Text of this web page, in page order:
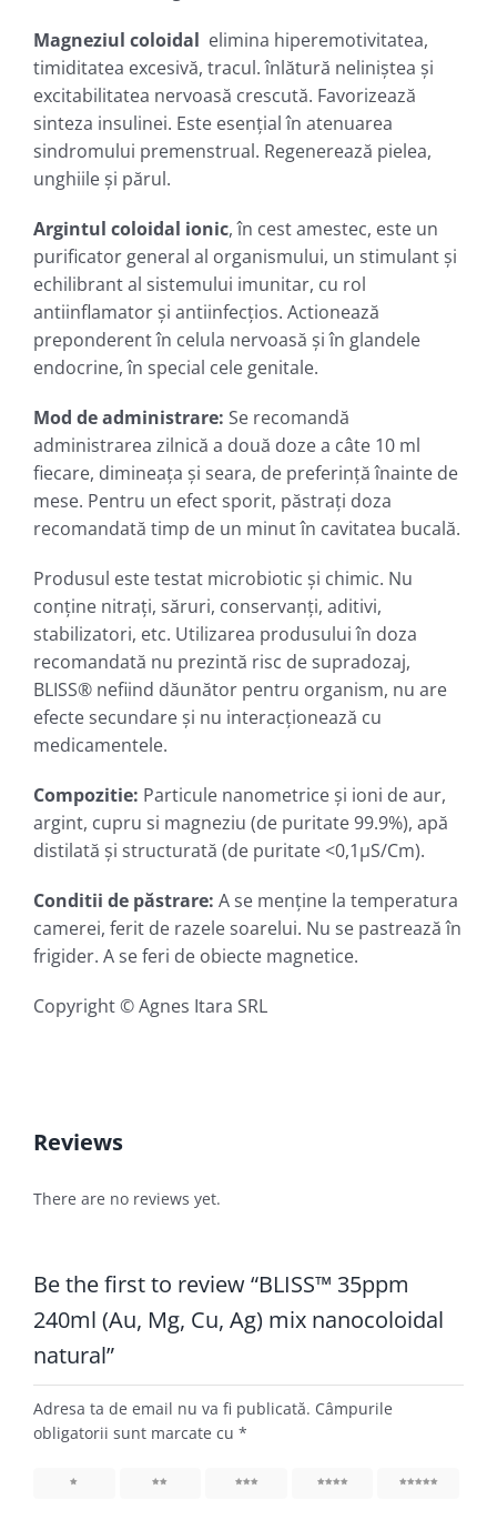
Magneziul coloidal elimina hiperemotivitatea,
timiditatea excesivă, tracul. înlătură neliniştea şi
excitabilitatea nervoasă crescută. Favorizează
sinteza insulinei. Este esenţial în atenuarea
sindromului premenstrual. Regenerează pielea,
unghiile şi părul.
Argintul coloidal ionic, în cest amestec, este un
purificator general al organismului, un stimulant şi
echilibrant al sistemului imunitar, cu rol
antiinflamator şi antiinfecţios. Actionează
preponderent în celula nervoasă şi în glandele
endocrine, în special cele genitale.
Mod de administrare: Se recomandă
administrarea zilnică a două doze a câte 10 ml
fiecare, dimineaţa şi seara, de preferinţă înainte de
mese. Pentru un efect sporit, păstraţi doza
recomandată timp de un minut în cavitatea bucală.
Produsul este testat microbiotic şi chimic. Nu
conţine nitraţi, săruri, conservanţi, aditivi,
stabilizatori, etc. Utilizarea produsului în doza
recomandată nu prezintă risc de supradozaj,
BLISS® nefiind dăunător pentru organism, nu are
efecte secundare şi nu interacţionează cu
medicamentele.
Compozitie: Particule nanometrice şi ioni de aur,
argint, cupru si magneziu (de puritate 99.9%), apă
distilată şi structurată (de puritate <0,1µS/Cm).
Conditii de păstrare: A se menţine la temperatura
camerei, ferit de razele soarelui. Nu se pastrează în
frigider. A se feri de obiecte magnetice.
Copyright © Agnes Itara SRL
Reviews
There are no reviews yet.
Be the first to review “BLISS™ 35ppm
240ml (Au, Mg, Cu, Ag) mix nanocoloidal
natural”
Adresa ta de email nu va fi publicată. Câmpurile
obligatorii sunt marcate cu *